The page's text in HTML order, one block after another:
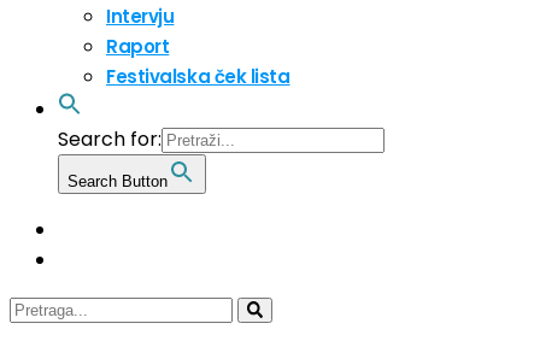
Intervju
Raport
Festivalska ček lista
Search for:
Search Button